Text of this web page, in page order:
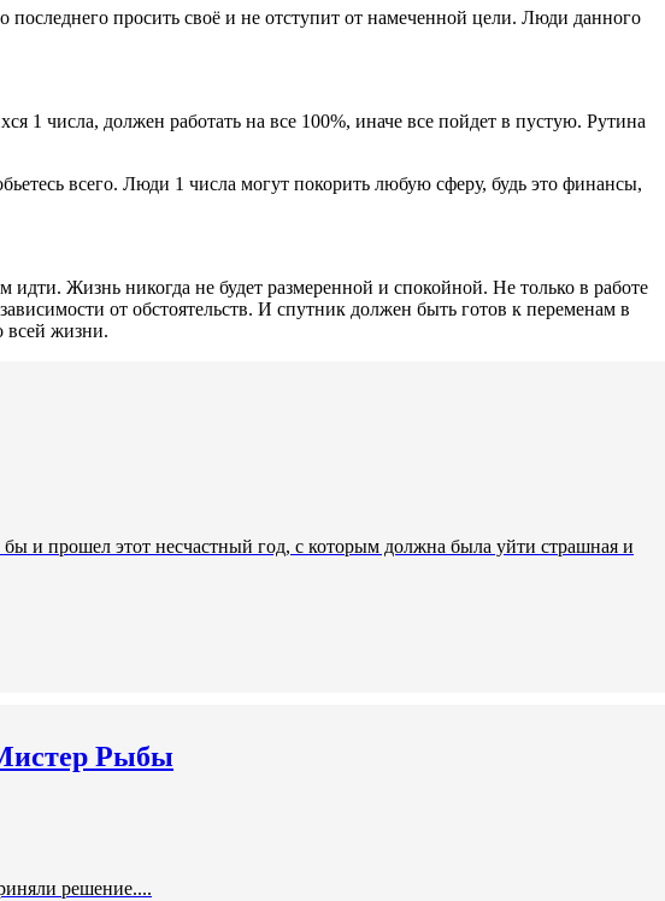
просить своё и не отступит от намеченной цели. Люди данного
числа, должен работать на все 100%, иначе все пойдет в пустую. Рутина
всего. Люди 1 числа могут покорить любую сферу, будь это финансы,
Жизнь никогда не будет размеренной и спокойной. Не только в работе
от обстоятельств. И спутник должен быть готов к переменам в
всей жизни.
и прошел этот несчастный год, с которым должна была уйти страшная и
Рыбы
решение....